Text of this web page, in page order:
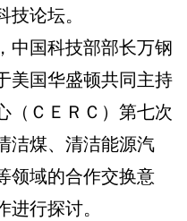
论坛。
国科技部部长万钢
美国华盛顿共同主持
（ＣＥＲＣ）第七次
洁煤、清洁能源汽
领域的合作交换意
行探讨。